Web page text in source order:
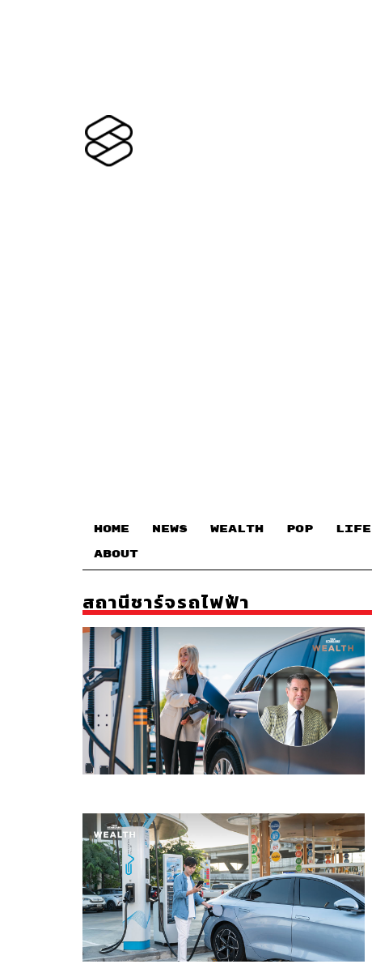
HOME NEWS WEALTH POP LIFE
ABOUT
สถานีชาร์จรถไฟฟ้า